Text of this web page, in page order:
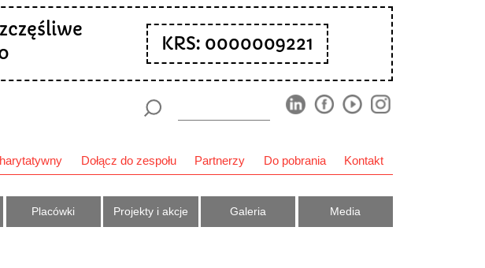
KRS: 0000009221
Dołącz do zespołu Partnerzy Do pobrania Kontakt
Placówki Projekty i akcje Galeria Media